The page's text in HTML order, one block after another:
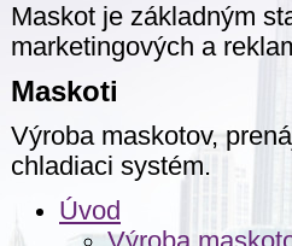
Maskot je základným
marketingových a
Maskoti
Výroba maskotov,
chladiaci systém.
Úvod